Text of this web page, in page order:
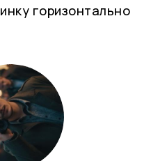
горизонтально